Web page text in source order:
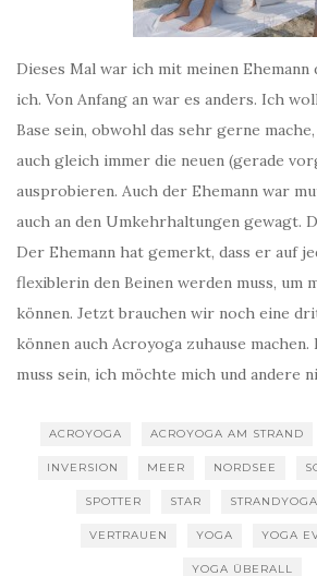
Dieses Mal war ich mit meinen Ehemann
ich. Von Anfang an war es anders. Ich
Base sein, obwohl das sehr gerne
auch gleich immer die neuen (gerade
ausprobieren. Auch der Ehemann war
auch an den Umkehrhaltungen gewagt.
Der Ehemann hat gemerkt, dass er auf
flexiblerin den Beinen werden muss, um
können. Jetzt brauchen wir noch eine
können auch Acroyoga zuhause
muss sein, ich möchte mich und andere
ACROYOGA ACROYOGA AM STRAND
INVERSION MEER NORDSEE
SPOTTER STAR STRANDYOGA
VERTRAUEN YOGA YOGA
YOGA ÜBERALL